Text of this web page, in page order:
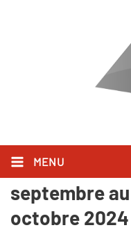
MENU
Les Temps
septembre
octobre